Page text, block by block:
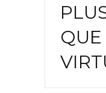
QUE